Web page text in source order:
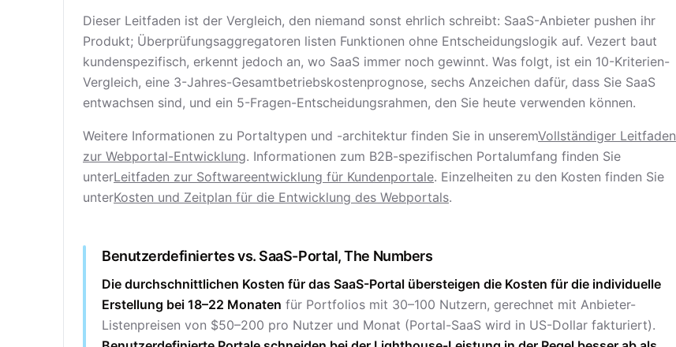
Dieser Leitfaden ist der Vergleich, den niemand sonst ehrlich schreibt: SaaS-Anbieter pushen ihr
Produkt; Überprüfungsaggregatoren listen Funktionen ohne Entscheidungslogik auf. Vezert baut
kundenspezifisch, erkennt jedoch an, wo SaaS immer noch gewinnt. Was folgt, ist ein 10-Kriterien-
Vergleich, eine 3-Jahres-Gesamtbetriebskostenprognose, sechs Anzeichen dafür, dass Sie SaaS
entwachsen sind, und ein 5-Fragen-Entscheidungsrahmen, den Sie heute verwenden können.
Weitere Informationen zu Portaltypen und -architektur finden Sie in unseremVollständiger Leitfaden
zur Webportal-Entwicklung. Informationen zum B2B-spezifischen Portalumfang finden Sie
unterLeitfaden zur Softwareentwicklung für Kundenportale. Einzelheiten zu den Kosten finden Sie
unterKosten und Zeitplan für die Entwicklung des Webportals.
Benutzerdefiniertes vs. SaaS-Portal, The Numbers
Die durchschnittlichen Kosten für das SaaS-Portal übersteigen die Kosten für die individuelle
Erstellung bei 18–22 Monaten für Portfolios mit 30–100 Nutzern, gerechnet mit Anbieter-
Listenpreisen von $50–200 pro Nutzer und Monat (Portal-SaaS wird in US-Dollar fakturiert).